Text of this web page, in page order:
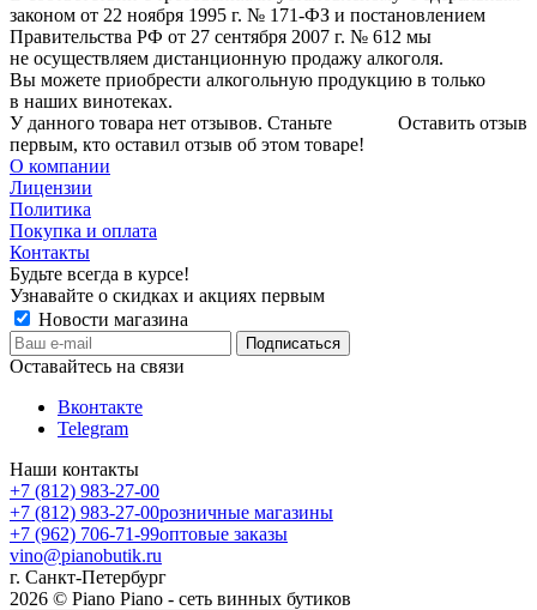
законом от 22 ноября 1995 г. № 171-ФЗ и постановлением
Правительства РФ от 27 сентября 2007 г. № 612 мы
не осуществляем дистанционную продажу алкоголя.
Вы можете приобрести алкогольную продукцию в только
в наших винотеках.
Оставить отзыв
У данного товара нет отзывов. Станьте
первым, кто оставил отзыв об этом товаре!
О компании
Лицензии
Политика
Покупка и оплата
Контакты
Будьте всегда в курсе!
Узнавайте о скидках и акциях первым
Новости магазина
Оставайтесь на связи
Вконтакте
Telegram
Наши контакты
+7 (812) 983-27-00
+7 (812) 983-27-00розничные магазины
+7 (962) 706-71-99оптовые заказы
vino@pianobutik.ru
г. Санкт-Петербург
2026 © Piano Piano - сеть винных бутиков